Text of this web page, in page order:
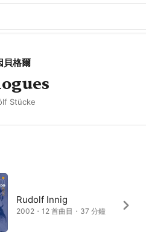
貝格爾
Stücke
Rudolf Innig
2002・12 首曲目・37 分鐘